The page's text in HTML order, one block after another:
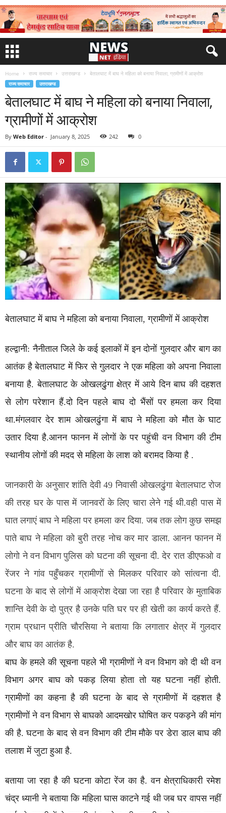
Home राज्य समाचार उत्तराखण्ड बेतालघाट में बाघ ने महिला को बनाया निवाला, ग्रामीणों में आक्रोश
राज्य समाचार उत्तराखण्ड
बेतालघाट में बाघ ने महिला को बनाया निवाला,
ग्रामीणों में आक्रोश
By Web Editor - January 8, 2025 242 0
बेतालघाट में बाघ ने महिला को बनाया निवाला, ग्रामीणों में आक्रोश
हल्द्वानी: नैनीताल जिले के कई इलाकों में इन दोनों गुलदार और बाग का
आतंक है बेतालघाट में फिर से गुलदार ने एक महिला को अपना निवाला
बनाया है. बेतालघाट के ओखलढुंगा क्षेत्र में आये दिन बाघ की दहशत
से लोग परेशान हैं.दो दिन पहले बाघ दो भैंसों पर हमला कर दिया
था.मंगलवार देर शाम ओखलढुंगा में बाघ ने महिला को मौत के घाट
उतार दिया है.आनन फानन में लोगों के पर पहुंची वन विभाग की टीम
स्थानीय लोगों की मदद से महिला के लाश को बरामद किया है .
जानकारी के अनुसार शांति देवी 49 निवासी ओखलढुंगा बेतालघाट रोज
की तरह घर के पास में जानवरों के लिए चारा लेने गई थी.वही पास में
घात लगाएं बाघ ने महिला पर हमला कर दिया. जब तक लोग कुछ समझ
पाते बाघ ने महिला को बुरी तरह नोच कर मार डाला. आनन फानन में
लोगो ने वन विभाग पुलिस को घटना की सूचना दी. देर रात डीएफओ व
रेंजर ने गांव पहुँचकर ग्रामीणों से मिलकर परिवार को सांत्वना दी.
घटना के बाद से लोगों में आक्रोश देखा जा रहा है परिवार के मुताबिक
शान्ति देवी के दो पुत्र है उनके पति घर पर ही खेती का कार्य करते हैं.
ग्राम प्रधान प्रीति चौरसिया ने बताया कि लगातार क्षेत्र में गुलदार
और बाघ का आतंक है.
बाघ के हमले की सूचना पहले भी ग्रामीणों ने वन विभाग को दी थी वन
विभाग अगर बाघ को पकड़ लिया होता तो यह घटना नहीं होती.
ग्रामीणों का कहना है की घटना के बाद से ग्रामीणों में दहशत है
ग्रामीणों ने वन विभाग से बाघको आदमखोर घोषित कर पकड़ने की मांग
की है. घटना के बाद से वन विभाग की टीम मौके पर डेरा डाल बाघ की
तलाश में जुटा हुआ है.
बताया जा रहा है की घटना कोटा रेंज का है. वन क्षेत्राधिकारी रमेश
चंद्र ध्यानी ने बताया कि महिला घास काटने गई थी जब घर वापस नहीं